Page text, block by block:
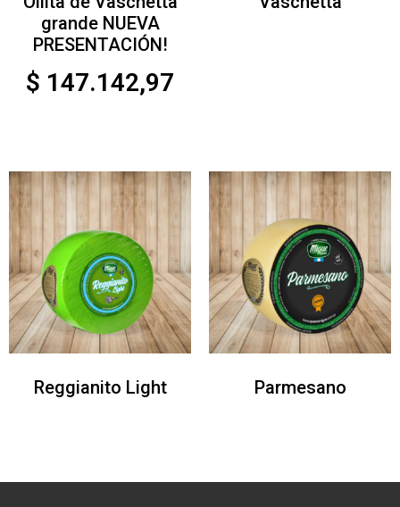
grande NUEVA
PRESENTACIÓN!
$ 147.142,97
Reggianito Light Parmesano